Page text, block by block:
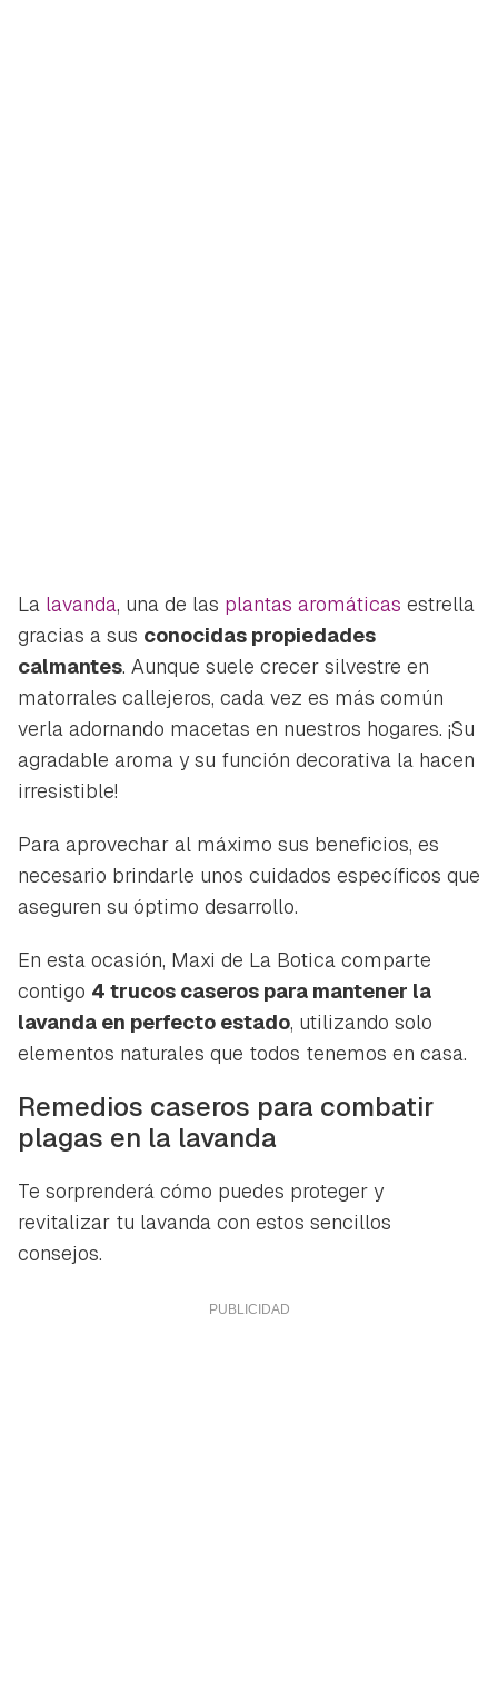
La lavanda, una de las plantas aromáticas estrella
gracias a sus conocidas propiedades
calmantes. Aunque suele crecer silvestre en
matorrales callejeros, cada vez es más común
verla adornando macetas en nuestros hogares. ¡Su
agradable aroma y su función decorativa la hacen
irresistible!
Para aprovechar al máximo sus beneficios, es
necesario brindarle unos cuidados específicos que
aseguren su óptimo desarrollo.
En esta ocasión, Maxi de La Botica comparte
contigo 4 trucos caseros para mantener la
lavanda en perfecto estado, utilizando solo
elementos naturales que todos tenemos en casa.
Remedios caseros para combatir
plagas en la lavanda
Te sorprenderá cómo puedes proteger y
revitalizar tu lavanda con estos sencillos
consejos.